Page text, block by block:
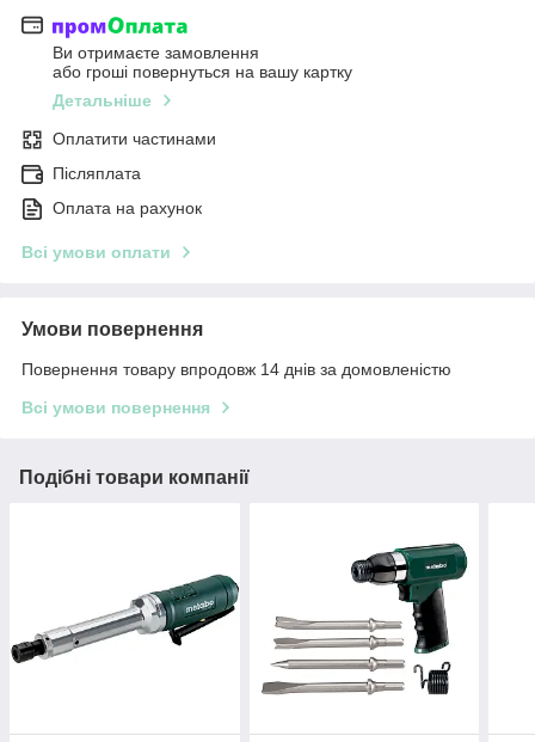
Ви отримаєте замовлення
або гроші повернуться на вашу картку
Детальніше
Оплатити частинами
Післяплата
Оплата на рахунок
Всі умови оплати
Умови повернення
Повернення товару впродовж 14 днів за домовленістю
Всі умови повернення
Подібні товари компанії